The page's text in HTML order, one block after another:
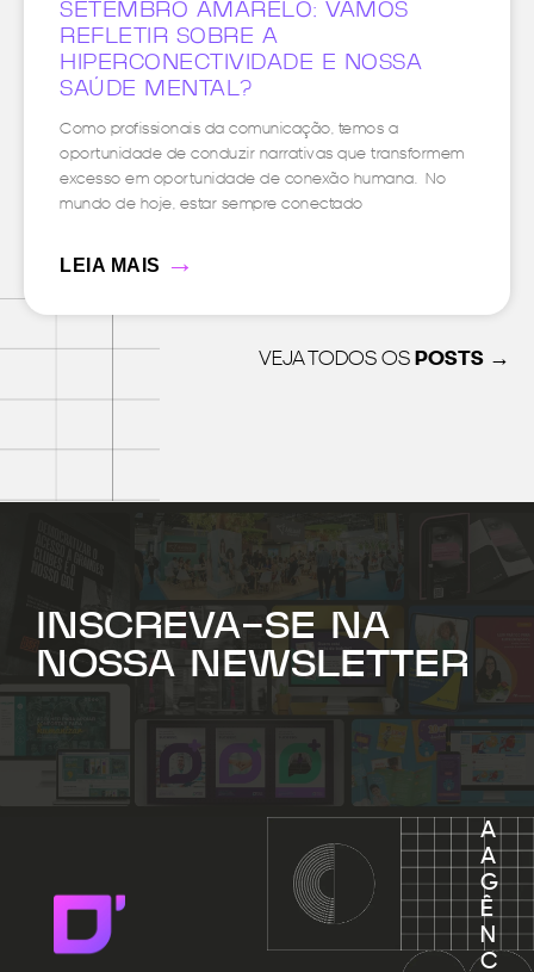
SETEMBRO AMARELO: VAMOS
REFLETIR SOBRE A
HIPERCONECTIVIDADE E NOSSA
SAÚDE MENTAL?
Como profissionais da comunicação, temos a
oportunidade de conduzir narrativas que transformem
excesso em oportunidade de conexão humana. No
mundo de hoje, estar sempre conectado
LEIA MAIS →
VEJA TODOS OSPOSTS →
INSCREVA-SE NA
NOSSA NEWSLETTER
A
A
G
Ê
N
C